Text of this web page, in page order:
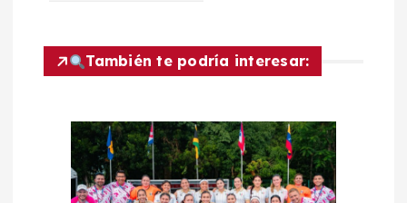
d
También te podría interesar: